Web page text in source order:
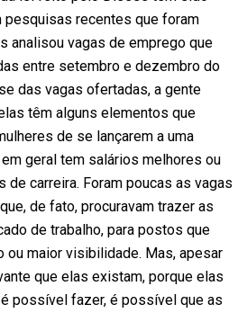
pesquisas recentes que foram
analisou vagas de emprego que
entre setembro e dezembro do
das vagas ofertadas, a gente
têm alguns elementos que
de se lançarem a uma
geral tem salários melhores ou
carreira. Foram poucas as vagas
de fato, procuravam trazer as
de trabalho, para postos que
ou maior visibilidade. Mas, apesar
que elas existam, porque elas
possível fazer, é possível que as